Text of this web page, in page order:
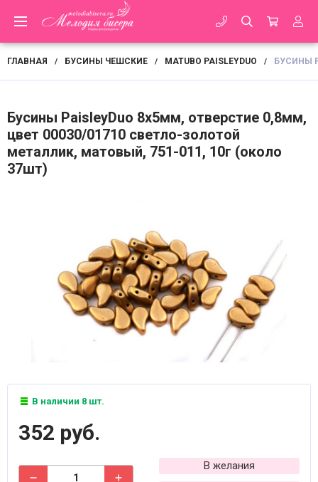
ГЛАВНАЯ / БУСИНЫ ЧЕШСКИЕ / MATUBO PAISLEYDUO / БУСИНЫ
Бусины PaisleyDuo 8х5мм, отверстие 0,8мм,
цвет 00030/01710 светло-золотой
металлик, матовый, 751-011, 10г (около
37шт)
В наличии 8 шт.
352 руб.
В желания